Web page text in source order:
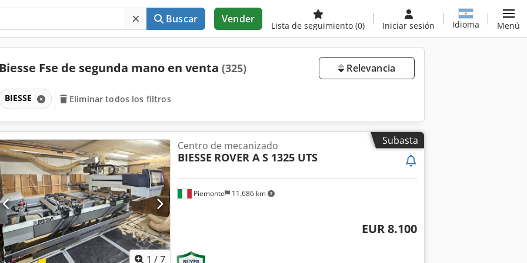
Buscar Vender
Lista de seguimiento (0) Iniciar sesión Idioma Menú
Biesse Fse de segunda mano en venta (325) Relevancia
BIESSE Eliminar todos los filtros
Subasta
1 /7
Piemonte 11.686 km
Centro de mecanizado
BIESSE ROVER A S 1325 UTS
EUR 8.100